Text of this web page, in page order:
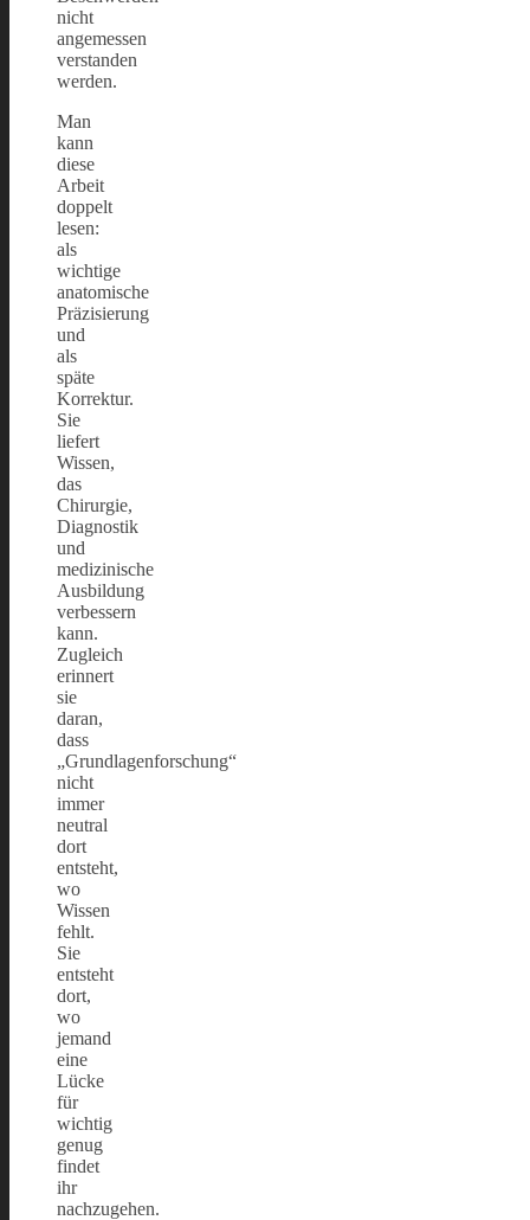
nicht
angemessen
verstanden
werden.
Man
kann
diese
Arbeit
doppelt
lesen:
als
wichtige
anatomische
Präzisierung
und
als
späte
Korrektur.
Sie
liefert
Wissen,
das
Chirurgie,
Diagnostik
und
medizinische
Ausbildung
verbessern
kann.
Zugleich
erinnert
sie
daran,
dass
„Grundlagenforschung“
nicht
immer
neutral
dort
entsteht,
wo
Wissen
fehlt.
Sie
entsteht
dort,
wo
jemand
eine
Lücke
für
wichtig
genug
findet
ihr
nachzugehen.